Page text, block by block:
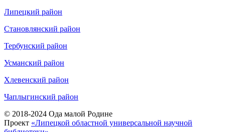
Липецкий район
Становлянский район
Тербунский район
Усманский район
Хлевенский район
Чаплыгинский район
© 2018-2024 Ода малой Родине
Проект «Липецкой областной универсальной научной